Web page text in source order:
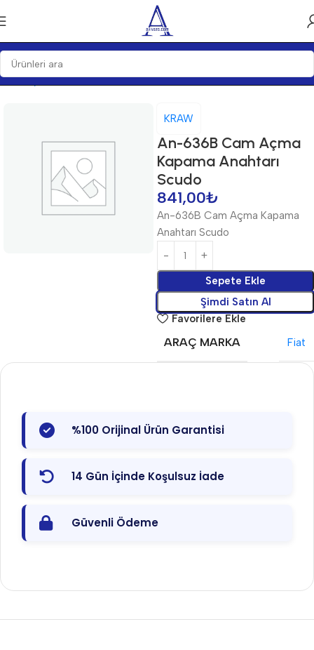
Ana Sayfa Anahtarlar Anahtarlar
KRAW
An-636B Cam Açma
Kapama Anahtarı
Scudo
841,00₺
An-636B Cam Açma Kapama
Anahtarı Scudo
Sepete Ekle
Şimdi Satın Al
Favorilere Ekle
ARAÇ MARKA Fiat
%100 Orijinal Ürün Garantisi
14 Gün İçinde Koşulsuz İade
Güvenli Ödeme